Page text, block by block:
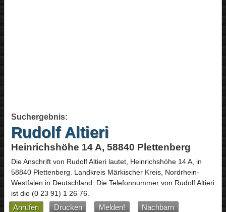
Suchergebnis:
Rudolf Altieri
Heinrichshöhe 14 A, 58840 Plettenberg
Die Anschrift von Rudolf Altierilautet, Heinrichshöhe 14 A, in
58840 Plettenberg. Landkreis Märkischer Kreis, Nordrhein-
Westfalen in Deutschland. Die Telefonnummer von Rudolf Altieri
ist die (0 23 91) 1 26 76.
Anrufen Drucken Melden!
Nachbarn